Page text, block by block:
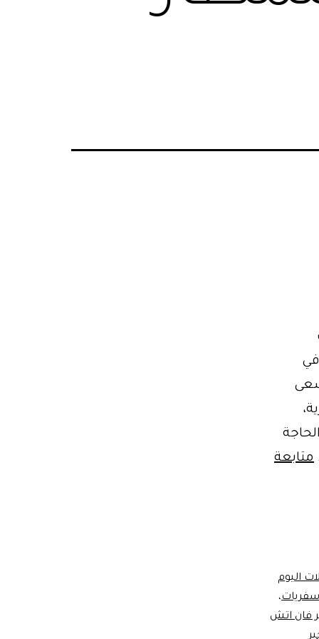
اسكندرية بالتالي إيجار ليموزين للأعمال والاجتماعات 01102106655 في
متابعة
اليوم
سفريات،
فان اتش